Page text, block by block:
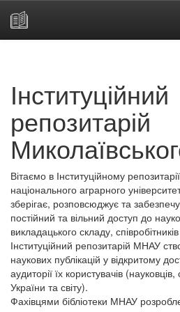
Інституційний
репозитарій
Вітаємо в Інституційному
національного аграрного
зберігає, розповсюджує та
постійний та вільний доступ до
викладацького складу,
Інституційний репозитарій МНАУ
наукових публікацій у відкритому
аудиторії їх користувачів
України та світу).
Фахівцями бібліотеки МНАУ